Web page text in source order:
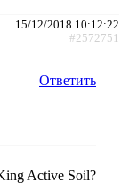
15/12/2018 10:12:22
#2572751
Ответить
Active Soil?